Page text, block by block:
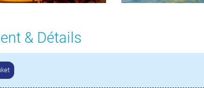
& Détails